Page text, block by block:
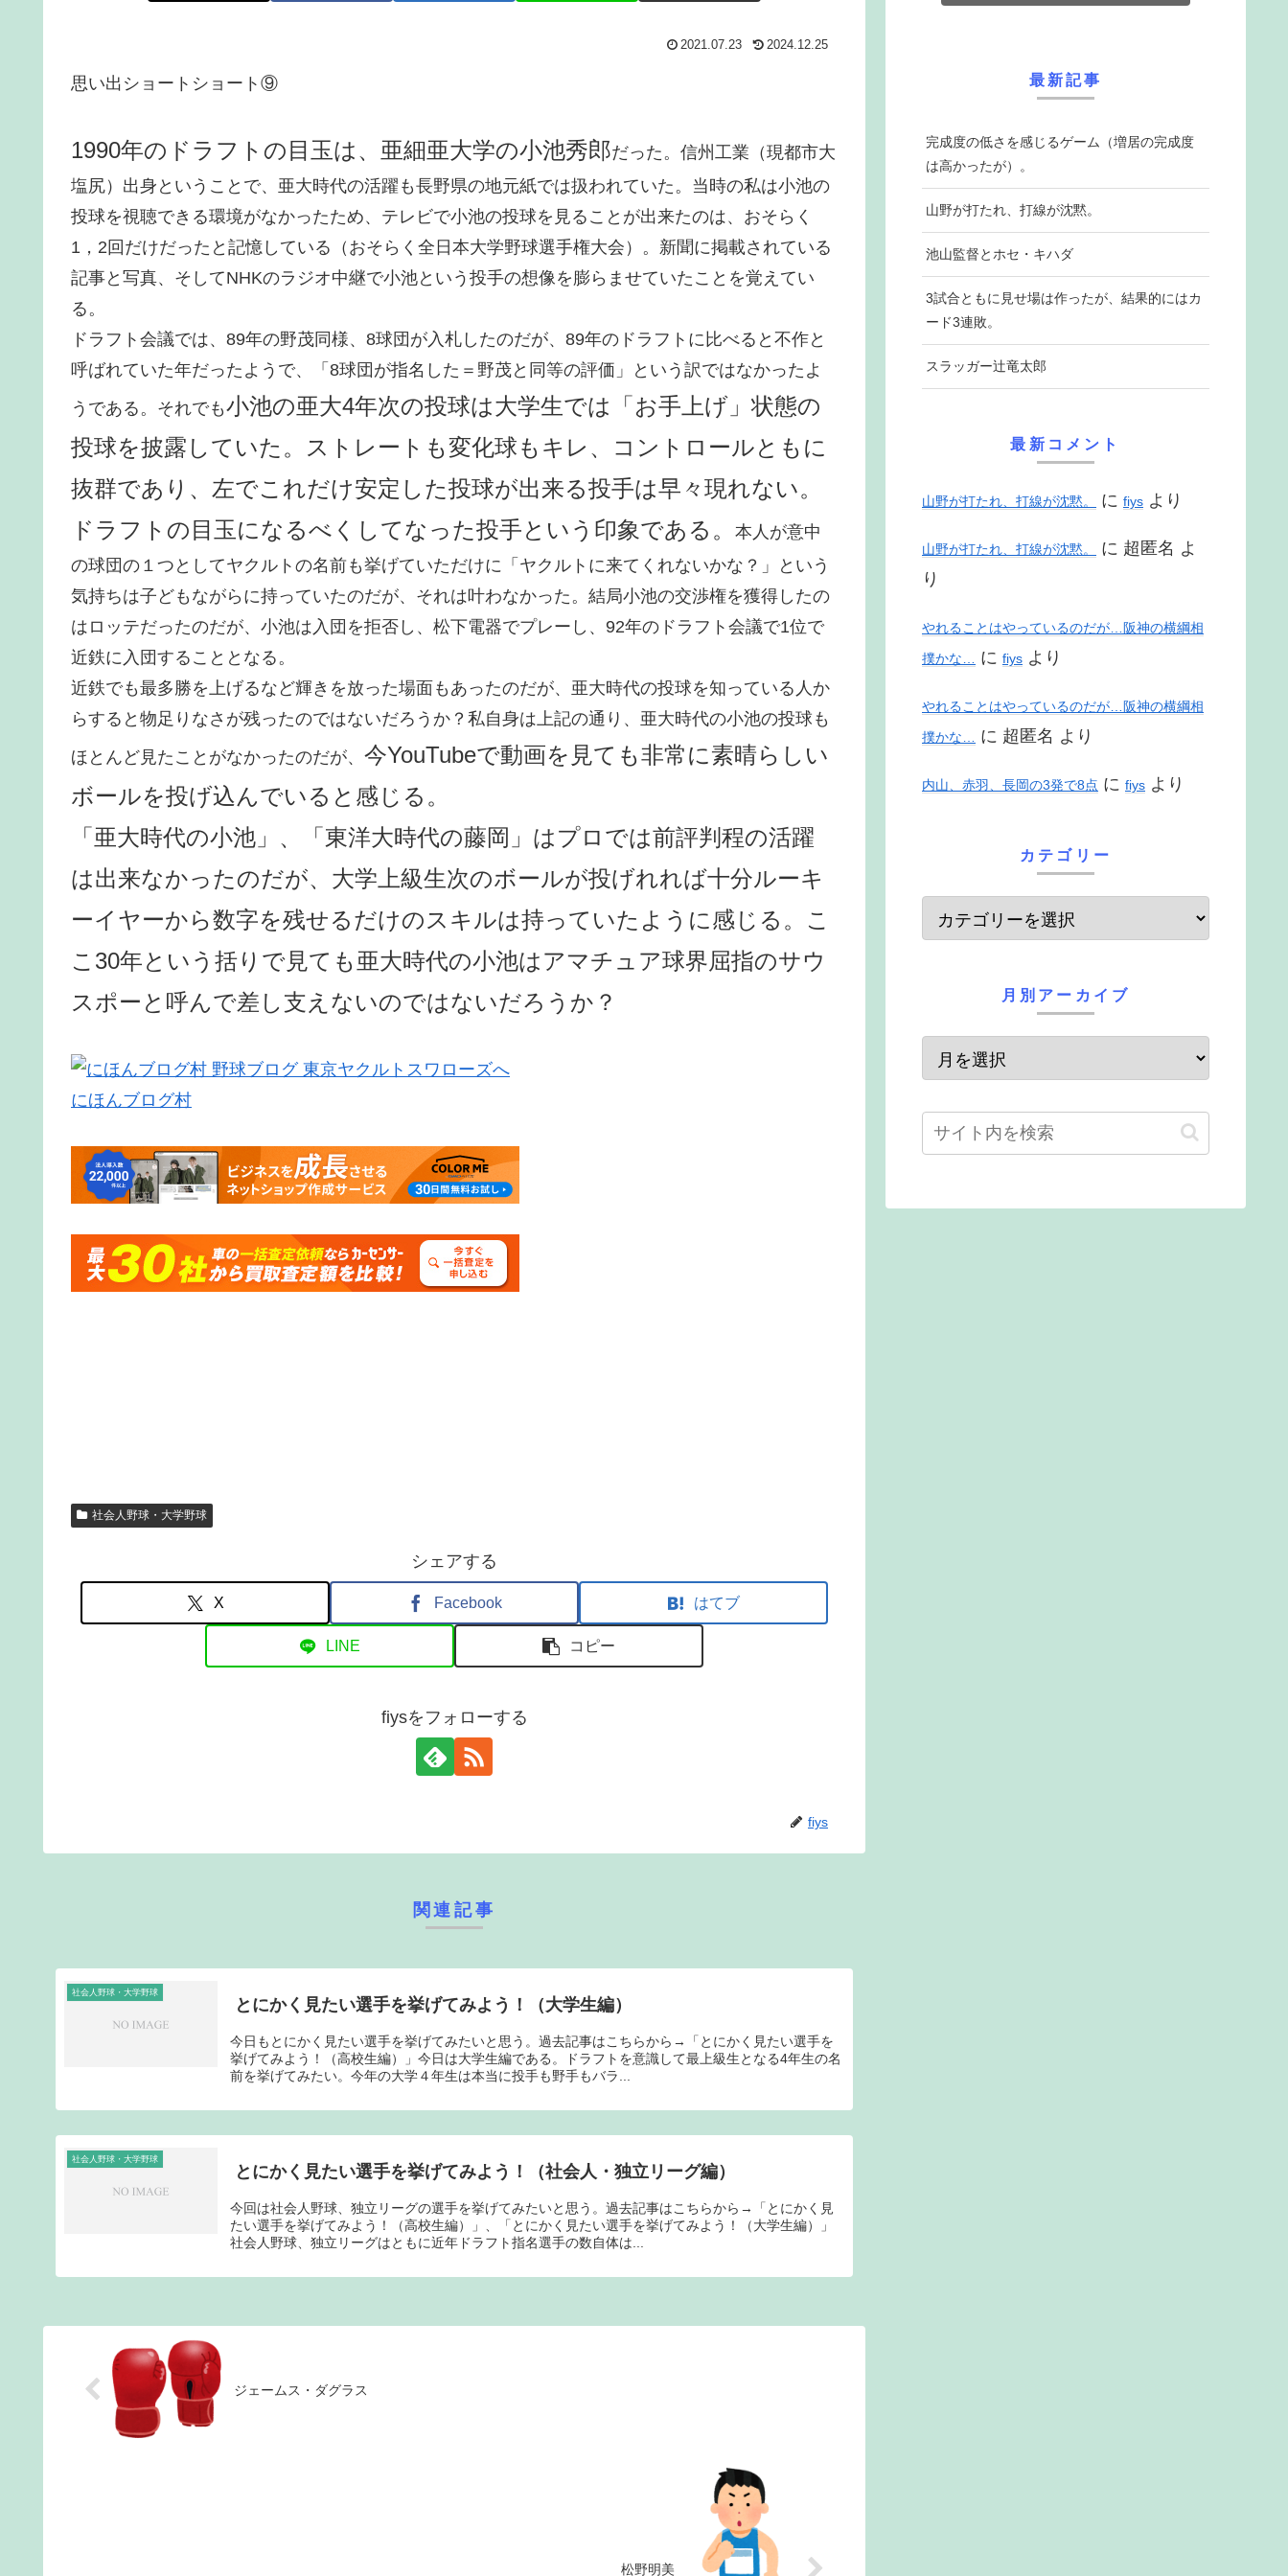
2021.07.23 2024.12.25
思い出ショートショート⑨
1990年のドラフトの目玉は、亜細亜大学の小池秀郎だった。信州工業（現都市大
塩尻）出身ということで、亜大時代の活躍も長野県の地元紙では扱われていた。当時の私は小池の
投球を視聴できる環境がなかったため、テレビで小池の投球を見ることが出来たのは、おそらく
1，2回だけだったと記憶している（おそらく全日本大学野球選手権大会）。新聞に掲載されている
記事と写真、そしてNHKのラジオ中継で小池という投手の想像を膨らませていたことを覚えてい
る。
ドラフト会議では、89年の野茂同様、8球団が入札したのだが、89年のドラフトに比べると不作と
呼ばれていた年だったようで、「8球団が指名した＝野茂と同等の評価」という訳ではなかったよ
うである。それでも小池の亜大4年次の投球は大学生では「お手上げ」状態の
投球を披露していた。ストレートも変化球もキレ、コントロールともに
抜群であり、左でこれだけ安定した投球が出来る投手は早々現れない。
ドラフトの目玉になるべくしてなった投手という印象である。
本人が意中
の球団の１つとしてヤクルトの名前も挙げていただけに「ヤクルトに来てくれないかな？」という
気持ちは子どもながらに持っていたのだが、それは叶わなかった。結局小池の交渉権を獲得したの
はロッテだったのだが、小池は入団を拒否し、松下電器でプレーし、92年のドラフト会議で1位で
近鉄に入団することとなる。
近鉄でも最多勝を上げるなど輝きを放った場面もあったのだが、亜大時代の投球を知っている人か
らすると物足りなさが残ったのではないだろうか？私自身は上記の通り、亜大時代の小池の投球も
ほとんど見たことがなかったのだが、 今YouTubeで動画を見ても非常に素晴らしい
ボールを投げ込んでいると感じる。
「亜大時代の小池」、「東洋大時代の藤岡」はプロでは前評判程の活躍
は出来なかったのだが、大学上級生次のボールが投げれれば十分ルーキ
ーイヤーから数字を残せるだけのスキルは持っていたように感じる。こ
こ30年という括りで見ても亜大時代の小池はアマチュア球界屈指のサウ
スポーと呼んで差し支えないのではないだろうか？
にほんブログ村
社会人野球・大学野球
シェアする
X Facebook はてブ
LINE コピー
fiysをフォローする
fiys
関連記事
社会人野球・大学野球
とにかく見たい選手を挙げてみよう！（大学生編）
今日もとにかく見たい選手を挙げてみたいと思う。過去記事はこちらから→「とにかく見たい選手を
挙げてみよう！（高校生編）」今日は大学生編である。ドラフトを意識して最上級生となる4年生の名
前を挙げてみたい。今年の大学４年生は本当に投手も野手もバラ...
社会人野球・大学野球
とにかく見たい選手を挙げてみよう！（社会人・独立リーグ編）
今回は社会人野球、独立リーグの選手を挙げてみたいと思う。過去記事はこちらから→「とにかく見
たい選手を挙げてみよう！（高校生編）」、「とにかく見たい選手を挙げてみよう！（大学生編）」
社会人野球、独立リーグはともに近年ドラフト指名選手の数自体は...
ジェームス・ダグラス
松野明美
最新記事
完成度の低さを感じるゲーム（増居の完成度
は高かったが）。
山野が打たれ、打線が沈黙。
池山監督とホセ・キハダ
3試合ともに見せ場は作ったが、結果的にはカ
ード3連敗。
スラッガー辻竜太郎
最新コメント
山野が打たれ、打線が沈黙。 に fiys より
山野が打たれ、打線が沈黙。 に 超匿名 よ
り
やれることはやっているのだが…阪神の横綱相
撲かな… に fiys より
やれることはやっているのだが…阪神の横綱相
撲かな… に 超匿名 より
内山、赤羽、長岡の3発で8点 に fiys より
カテゴリー
月別アーカイブ